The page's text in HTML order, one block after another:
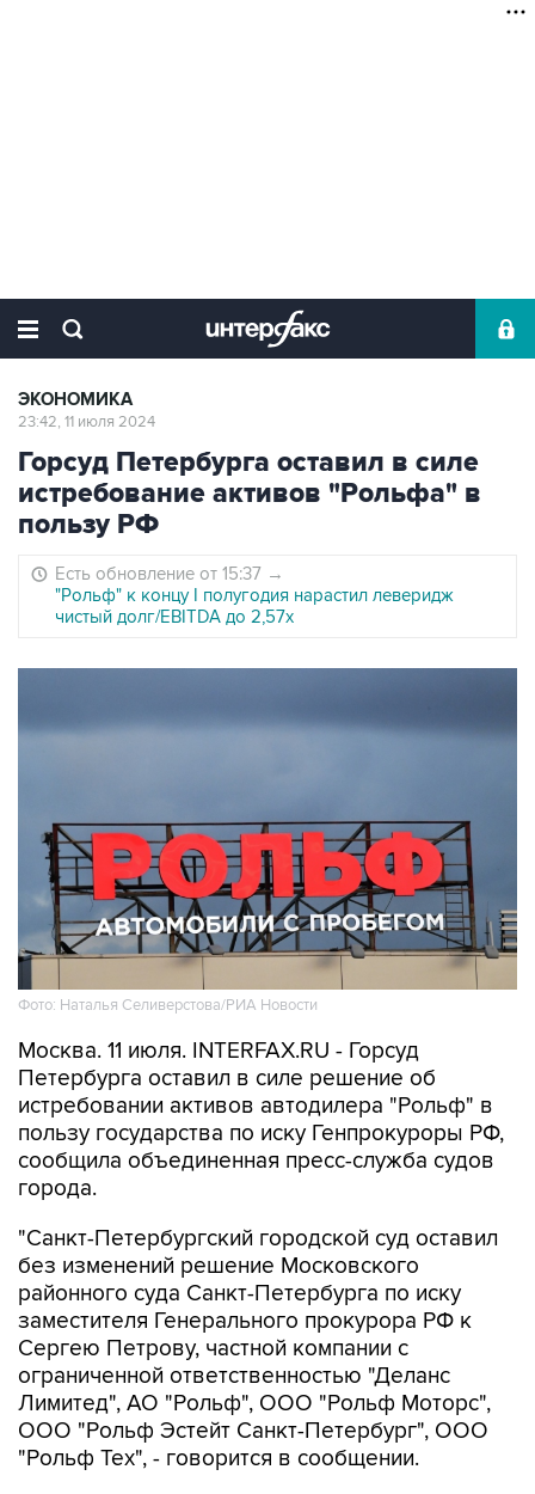
ЭКОНОМИКА
23:42, 11 июля 2024
Горсуд Петербурга оставил в силе
истребование активов "Рольфа" в
пользу РФ
Есть обновление от 15:37 →
"Рольф" к концу I полугодия нарастил леверидж
чистый долг/EBITDA до 2,57х
Фото: Наталья Селиверстова/РИА Новости
Москва. 11 июля. INTERFAX.RU - Горсуд
Петербурга оставил в силе решение об
истребовании активов автодилера "Рольф" в
пользу государства по иску Генпрокуроры РФ,
сообщила объединенная пресс-служба судов
города.
"Санкт-Петербургский городской суд оставил
без изменений решение Московского
районного суда Санкт-Петербурга по иску
заместителя Генерального прокурора РФ к
Сергею Петрову, частной компании с
ограниченной ответственностью "Деланс
Лимитед", АО "Рольф", ООО "Рольф Моторс",
ООО "Рольф Эстейт Санкт-Петербург", ООО
"Рольф Тех", - говорится в сообщении.